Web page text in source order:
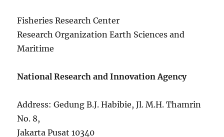
Fisheries Research Center
Research Organization Earth Sciences and
Maritime
National Research and Innovation Agency
Address: Gedung B.J. Habibie, Jl. M.H. Thamrin
No. 8,
Jakarta Pusat 10340